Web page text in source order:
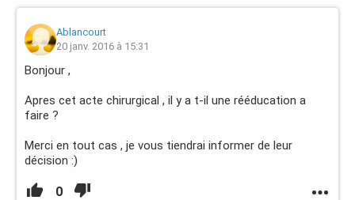
Ablancourt
20 janv. 2016 à 15:31
Bonjour ,
Apres cet acte chirurgical , il y a t-il une rééducation a
faire ?
Merci en tout cas , je vous tiendrai informer de leur
décision :)
0